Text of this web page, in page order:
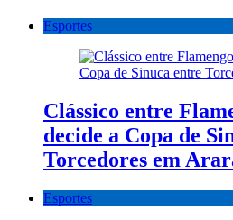
Esportes
Clássico entre
decide a Copa de
Torcedores em
Esportes